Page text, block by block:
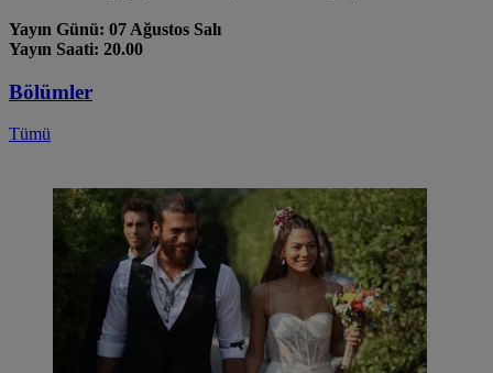
Yayın Günü: 07 Ağustos Salı
Yayın Saati: 20.00
Bölümler
Tümü